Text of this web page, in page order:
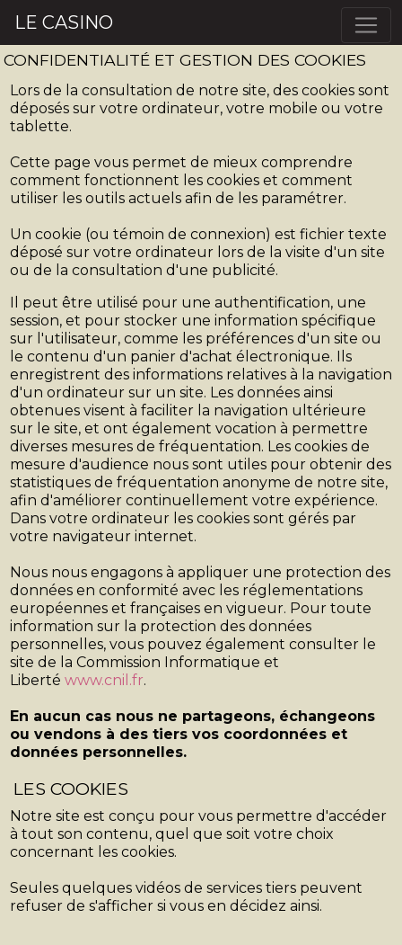
LE CASINO
CONFIDENTIALITÉ ET GESTION DES COOKIES
Lors de la consultation de notre site, des cookies sont
déposés sur votre ordinateur, votre mobile ou votre
tablette.
Cette page vous permet de mieux comprendre
comment fonctionnent les cookies et comment
utiliser les outils actuels afin de les paramétrer.
Un cookie (ou témoin de connexion) est fichier texte
déposé sur votre ordinateur lors de la visite d'un site
ou de la consultation d'une publicité.
Il peut être utilisé pour une authentification, une
session, et pour stocker une information spécifique
sur l'utilisateur, comme les préférences d'un site ou
le contenu d'un panier d'achat électronique. Ils
enregistrent des informations relatives à la navigation
d'un ordinateur sur un site. Les données ainsi
obtenues visent à faciliter la navigation ultérieure
sur le site, et ont également vocation à permettre
diverses mesures de fréquentation. Les cookies de
mesure d'audience nous sont utiles pour obtenir des
statistiques de fréquentation anonyme de notre site,
afin d'améliorer continuellement votre expérience.
Dans votre ordinateur les cookies sont gérés par
votre navigateur internet.
Nous nous engagons à appliquer une protection des
données en conformité avec les réglementations
européennes et françaises en vigueur. Pour toute
information sur la protection des données
personnelles, vous pouvez également consulter le
site de la Commission Informatique et
Liberté www.cnil.fr.
En aucun cas nous ne partageons, échangeons
ou vendons à des tiers vos coordonnées et
données personnelles.
LES COOKIES
Notre site est conçu pour vous permettre d'accéder
à tout son contenu, quel que soit votre choix
concernant les cookies.
Seules quelques vidéos de services tiers peuvent
refuser de s'afficher si vous en décidez ainsi.